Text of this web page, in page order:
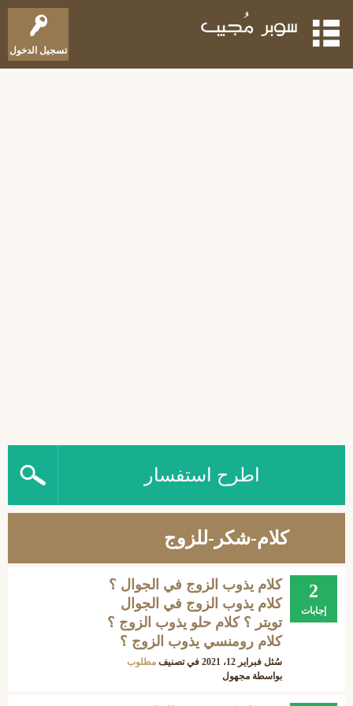
تسجيل الدخول
اطرح استفسار
كلام-شكر-للزوج
2
إجابات
كلام يذوب الزوج في الجوال ؟
كلام يذوب الزوج في الجوال
تويتر ؟ كلام حلو يذوب الزوج ؟
كلام رومنسي يذوب الزوج ؟
سُئل فبراير 12، 2021 في تصنيف مطلوب
بواسطة مجهول